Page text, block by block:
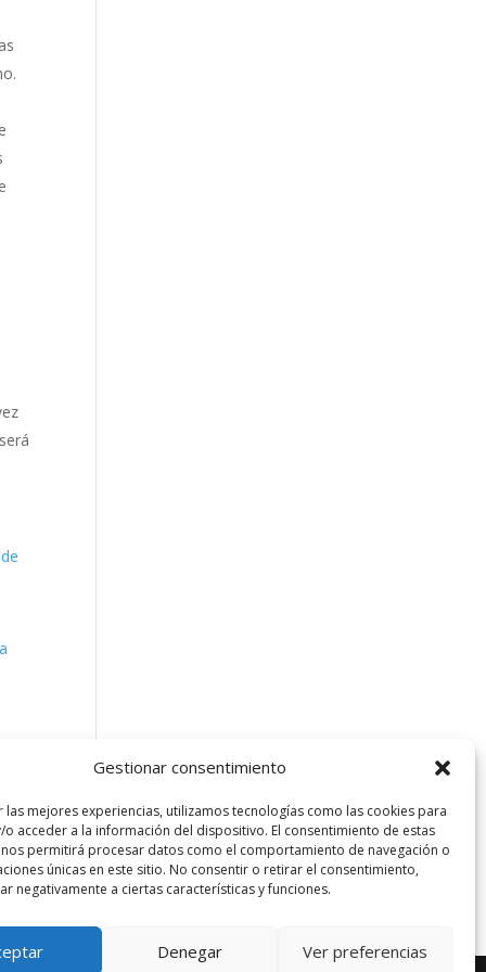
Gestionar consentimiento
las mejores experiencias, utilizamos tecnologías como las cookies para
o acceder a la información del dispositivo. El consentimiento de estas
permitirá procesar datos como el comportamiento de navegación o
únicas en este sitio. No consentir o retirar el consentimiento,
negativamente a ciertas características y funciones.
Denegar Ver preferencias